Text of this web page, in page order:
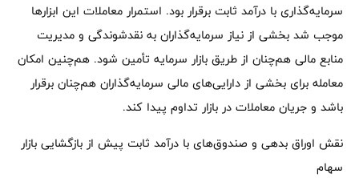
سرمایه‌گذاری با درآمد ثابت برقرار بود. استمرار معاملات این ابزارها
موجب شد بخشی از نیاز سرمایه‌گذاران به نقدشوندگی و مدیریت
منابع مالی هم‌چنان از طریق بازار سرمایه تأمین شود. هم‌چنین امکان
معامله برای بخشی از دارایی‌های مالی سرمایه‌گذاران هم‌چنان برقرار
باشد و جریان معاملات در بازار تداوم پیدا کند.
نقش اوراق بدهی و صندوق‌های با درآمد ثابت پیش از بازگشایی بازار
سهام